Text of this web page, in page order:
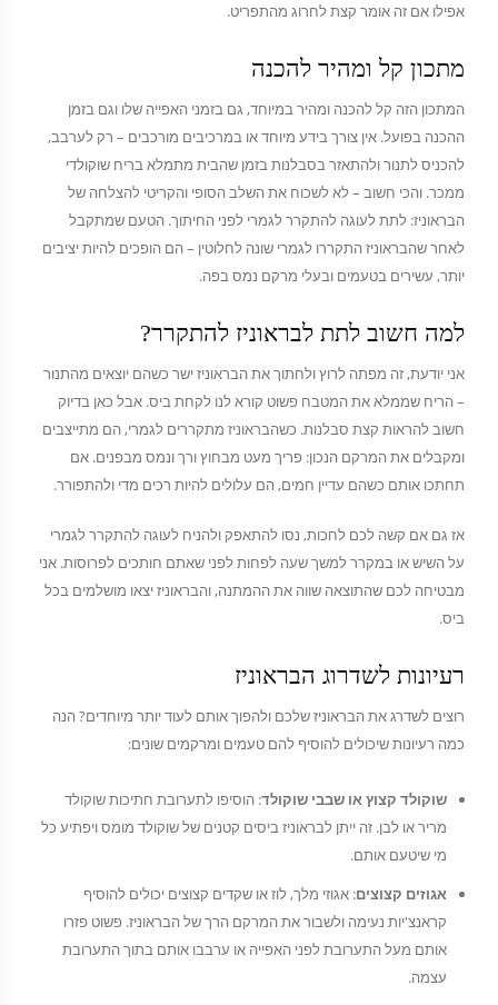
אפילו אם זה אומר קצת לחרוג מהתפריט.
מתכון קל ומהיר להכנה
המתכון הזה קל להכנה ומהיר במיוחד, גם בזמני האפייה שלו וגם בזמן
ההכנה בפועל. אין צורך בידע מיוחד או במרכיבים מורכבים – רק לערבב,
להכניס לתנור ולהתאזר בסבלנות בזמן שהבית מתמלא בריח שוקולדי
ממכר. והכי חשוב – לא לשכוח את השלב הסופי והקריטי להצלחה של
הבראוניז: לתת לעוגה להתקרר לגמרי לפני החיתוך. הטעם שמתקבל
לאחר שהבראוניז התקררו לגמרי שונה לחלוטין – הם הופכים להיות יציבים
יותר, עשירים בטעמים ובעלי מרקם נמס בפה.
למה חשוב לתת לבראוניז להתקרר?
אני יודעת, זה מפתה לרוץ ולחתוך את הבראוניז ישר כשהם יוצאים מהתנור
– הריח שממלא את המטבח פשוט קורא לנו לקחת ביס. אבל כאן בדיוק
חשוב להראות קצת סבלנות. כשהבראוניז מתקררים לגמרי, הם מתייצבים
ומקבלים את המרקם הנכון: פריך מעט מבחוץ ורך ונמס מבפנים. אם
תחתכו אותם כשהם עדיין חמים, הם עלולים להיות רכים מדי ולהתפורר.
אז גם אם קשה לכם לחכות, נסו להתאפק ולהניח לעוגה להתקרר לגמרי
על השיש או במקרר למשך שעה לפחות לפני שאתם חותכים לפרוסות. אני
מבטיחה לכם שהתוצאה שווה את ההמתנה, והבראוניז יצאו מושלמים בכל
ביס.
רעיונות לשדרוג הבראוניז
רוצים לשדרג את הבראוניז שלכם ולהפוך אותם לעוד יותר מיוחדים? הנה
כמה רעיונות שיכולים להוסיף להם טעמים ומרקמים שונים:
שוקולד קצוץ או שבבי שוקולד: הוסיפו לתערובת חתיכות שוקולד
מריר או לבן. זה ייתן לבראוניז ביסים קטנים של שוקולד מומס ויפתיע כל
מי שיטעם אותם.
אגוזים קצוצים: אגוזי מלך, לוז או שקדים קצוצים יכולים להוסיף
קראנצ'יות נעימה ולשבור את המרקם הרך של הבראוניז. פשוט פזרו
אותם מעל התערובת לפני האפייה או ערבבו אותם בתוך התערובת
עצמה.